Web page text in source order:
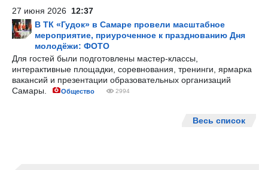
27 июня 2026 12:37
В ТК «Гудок» в Самаре провели масштабное
мероприятие, приуроченное к празднованию Дня
молодёжи: ФОТО
Для гостей были подготовлены мастер-классы,
интерактивные площадки, соревнования, тренинги, ярмарка
вакансий и презентации образовательных организаций
Самары.
Общество 2994
Весь список